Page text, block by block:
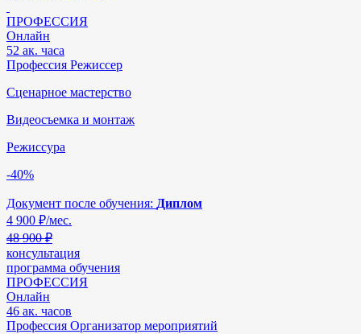
ПРОФЕССИЯ
Онлайн
52 ак. часа
Профессия Режиссер
Сценарное мастерство
Видеосъемка и монтаж
Режиссура
-40%
Документ после обучения: Диплом
4 900 ₽/мес.
48 900 ₽
консультация
программа обучения
ПРОФЕССИЯ
Онлайн
46 ак. часов
Профессия Организатор мероприятий